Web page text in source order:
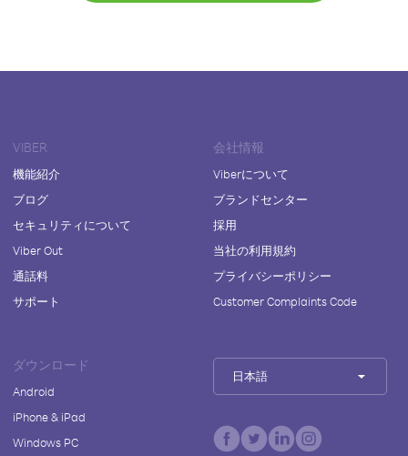
VIBER
機能紹介
ブログ
セキュリティについて
Viber Out
通話料
サポート
会社情報
Viberについて
ブランドセンター
採用
当社の利用規約
プライバシーポリシー
Customer Complaints Code
ダウンロード
Android
iPhone & iPad
Windows PC
日本語